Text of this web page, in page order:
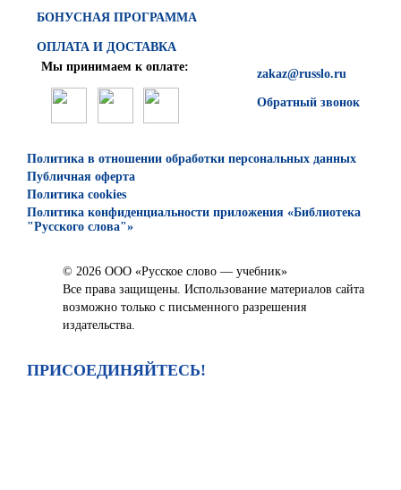
БОНУСНАЯ ПРОГРАММА
ОПЛАТА И ДОСТАВКА
zakaz@russlo.ru
Обратный звонок
Мы принимаем к оплате:
Политика в отношении обработки персональных данных
Публичная оферта
Политика cookies
Политика конфиденциальности приложения «Библиотека
"Русского слова"»
© 2026 ООО «Русское слово — учебник»
Все права защищены. Использование материалов сайта
возможно только с письменного разрешения
издательства.
ПРИСОЕДИНЯЙТЕСЬ!